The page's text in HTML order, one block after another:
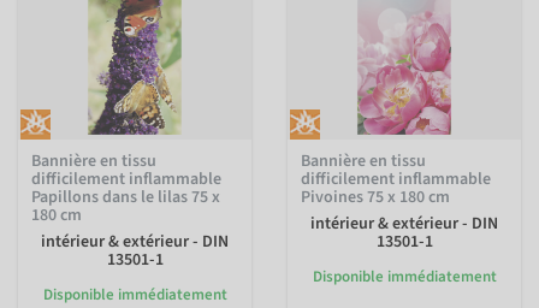
Bannière en tissu
difficilement inflammable
Papillons dans le lilas 75 x
180 cm
intérieur & extérieur - DIN
13501-1
Disponible immédiatement
Bannière en tissu
difficilement inflammable
Pivoines 75 x 180 cm
intérieur & extérieur - DIN
13501-1
Disponible immédiatement